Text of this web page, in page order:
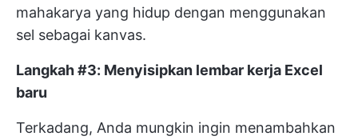
mahakarya yang hidup dengan menggunakan
sel sebagai kanvas.
Langkah #3: Menyisipkan lembar kerja Excel
baru
Terkadang, Anda mungkin ingin menambahkan